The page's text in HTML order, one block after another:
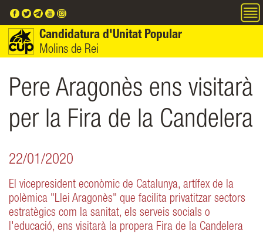
Candidatura d'Unitat Popular
Molins de Rei
Pere Aragonès ens visitarà
per la Fira de la Candelera
22/01/2020
El vicepresident econòmic de Catalunya, artífex de la
polèmica "Llei Aragonès" que facilita privatitzar sectors
estratègics com la sanitat, els serveis socials o
l'educació, ens visitarà la propera Fira de la Candelera